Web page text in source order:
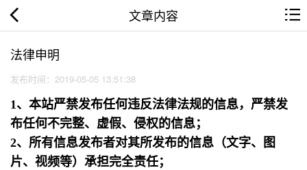
文章内容
法律申明
发布时间：2019-05-05 13:51:38
1、本站严禁发布任何违反法律法规的信息，严禁发
布任何不完整、虚假、侵权的信息；
2、所有信息发布者对其所发布的信息（文字、图
片、视频等）承担完全责任；